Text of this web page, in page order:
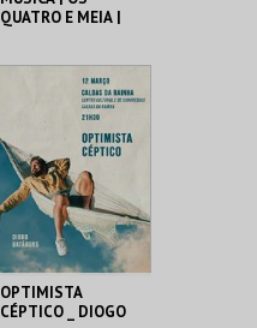
QUATRO E MEIA |
C.CULTURAL CALDAS
MAIS INFO
OPTIMISTA
CÉPTICO _ DIOGO